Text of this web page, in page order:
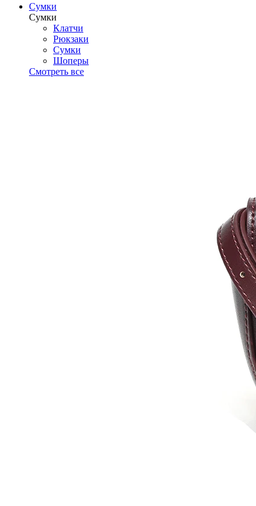
Сумки
Сумки
Клатчи
Рюкзаки
Сумки
Шоперы
Смотреть все